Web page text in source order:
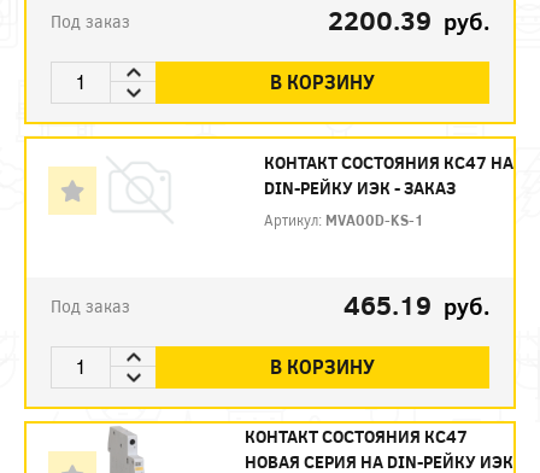
Под заказ 2200.39 руб.
В КОРЗИНУ
КОНТАКТ СОСТОЯНИЯ КС47 НА
DIN-РЕЙКУ ИЭК - ЗАКАЗ
Артикул: MVA00D-KS-1
Под заказ 465.19 руб.
В КОРЗИНУ
КОНТАКТ СОСТОЯНИЯ КС47
НОВАЯ СЕРИЯ НА DIN-РЕЙКУ ИЭК